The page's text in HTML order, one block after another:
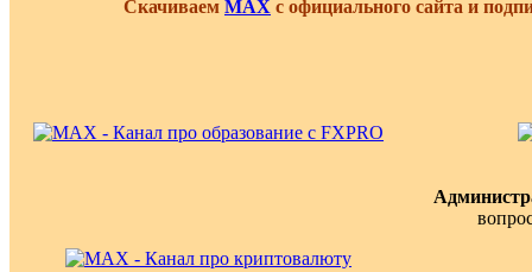
Скачиваем MAX с официального сайта и